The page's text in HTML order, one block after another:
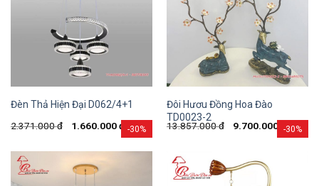
-30%
Đèn Thả Hiện Đại D062/4+1
2.371.000đ 1.660.000đ -30%
Đôi Hươu Đồng Hoa Đào
TD0023-2
13.857.000đ 9.700.000 đ